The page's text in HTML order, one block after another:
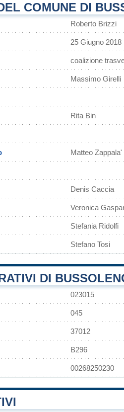
COMUNE DI
Roberto Brizzi
25 Giugno 2018
coalizione
Massimo Girelli
Rita Bin
Matteo Zappala'
Denis Caccia
Veronica
Stefania Ridolfi
Stefano Tosi
DI
023015
045
37012
B296
00268250230